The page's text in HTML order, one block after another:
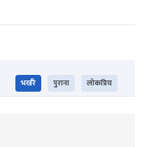
भर्खरै पुराना लोकप्रिय